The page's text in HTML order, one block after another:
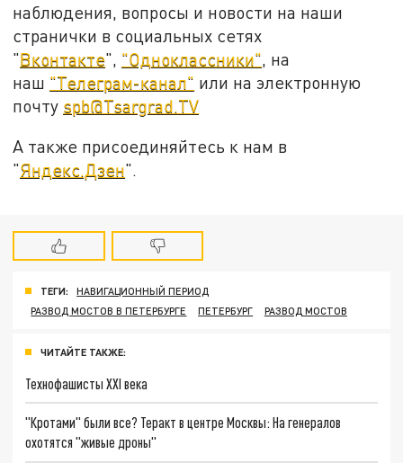
наблюдения, вопросы и новости на наши
странички в социальных сетях
"Вконтакте", "Одноклассники" , на
наш "Телеграм-канал" или на электронную
почту spb@Tsargrad.TV
А также присоединяйтесь к нам в
"Яндекс.Дзен".
ТЕГИ:
НАВИГАЦИОННЫЙ ПЕРИОД
РАЗВОД МОСТОВ В ПЕТЕРБУРГЕ
ПЕТЕРБУРГ РАЗВОД МОСТОВ
ЧИТАЙТЕ ТАКЖЕ:
Технофашисты XXI века
"Кротами" были все? Теракт в центре Москвы: На генералов
охотятся "живые дроны"